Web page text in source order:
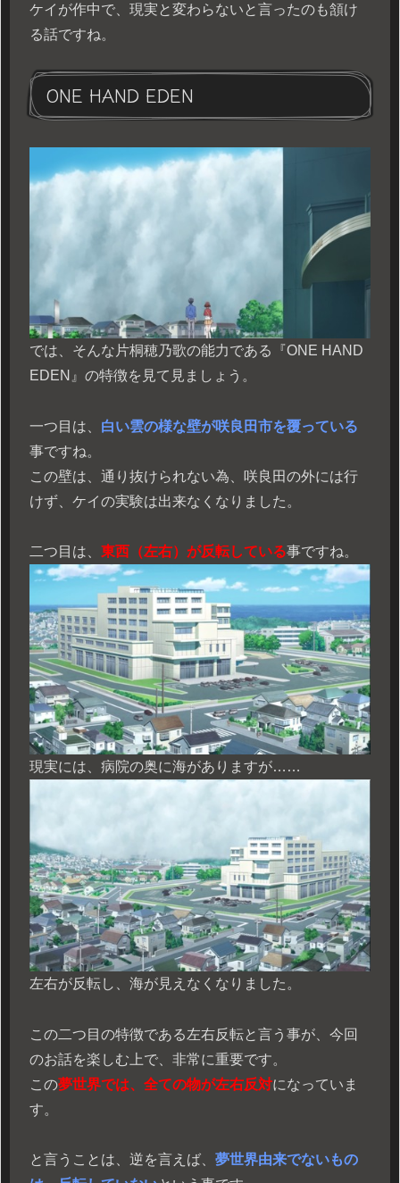
ケイが作中で、現実と変わらないと言ったのも頷け
る話ですね。
ONE HAND EDEN
では、そんな片桐穂乃歌の能力である『ONE HAND
EDEN』の特徴を見て見ましょう。
一つ目は、 白い雲の様な壁が咲良田市を覆っている
事ですね。
この壁は、通り抜けられない為、咲良田の外には行
けず、ケイの実験は出来なくなりました。
二つ目は、 東西（左右）が反転している事ですね。
現実には、病院の奥に海がありますが……
左右が反転し、海が見えなくなりました。
この二つ目の特徴である左右反転と言う事が、今回
のお話を楽しむ上で、非常に重要です。
この夢世界では、全ての物が左右反対になっていま
す。
と言うことは、逆を言えば、 夢世界由来でないもの